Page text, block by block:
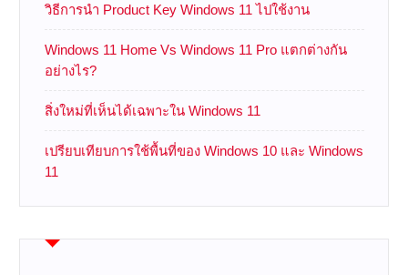
วิธีการนำ Product Key Windows 11 ไปใช้งาน
Windows 11 Home Vs Windows 11 Pro แตกต่างกัน
อย่างไร?
สิ่งใหม่ที่เห็นได้เฉพาะใน Windows 11
เปรียบเทียบการใช้พื้นที่ของ Windows 10 และ Windows
11